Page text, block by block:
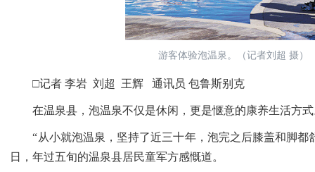
游客体验泡温泉。（记者刘超 摄）
□记者 李岩 刘超 王辉 通讯员 包鲁斯别克
在温泉县，泡温泉不仅是休闲，更是惬意的康养生活方
“从小就泡温泉，坚持了近三十年，泡完之后膝盖和脚都
日，年过五旬的温泉县居民童军方感慨道。